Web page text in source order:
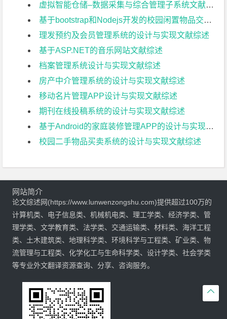
虚拟智能仓储–数据采集与综合管理子系统文献综述
基于bootstrap和Nodejs开发的校园闲置物品交易平台文献综述
理发预约及会员管理系统的设计与实现文献综述
基于ASP.NET的音乐网站文献综述
档案管理系统设计与实现文献综述
房产中介管理系统的设计与实现文献综述
移动名片管理APP设计与实现文献综述
期刊在线投稿系统的设计与实现文献综述
基于Android的家庭装修管理APP的设计与实现文献综述
校园二手物品买卖系统的设计与实现文献综述

网站简介
论文综述网(https://www.lunwenzongshu.com)提供超过100万的
计算机类、电子信息类、机械机电类、理工学类、经济学类、管
理学类、文学教育类、法学类、交通运输类、材料类、海洋工程
类、土木建筑类、地理科学类、环境科学与工程类、矿业类、物
流管理与工程类、化学化工与生命科学类、设计学类、社会学类
等专业外文翻译资源查询、分享、咨询服务。